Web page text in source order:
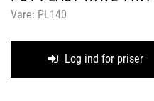
Vare: PL140
Log ind for priser